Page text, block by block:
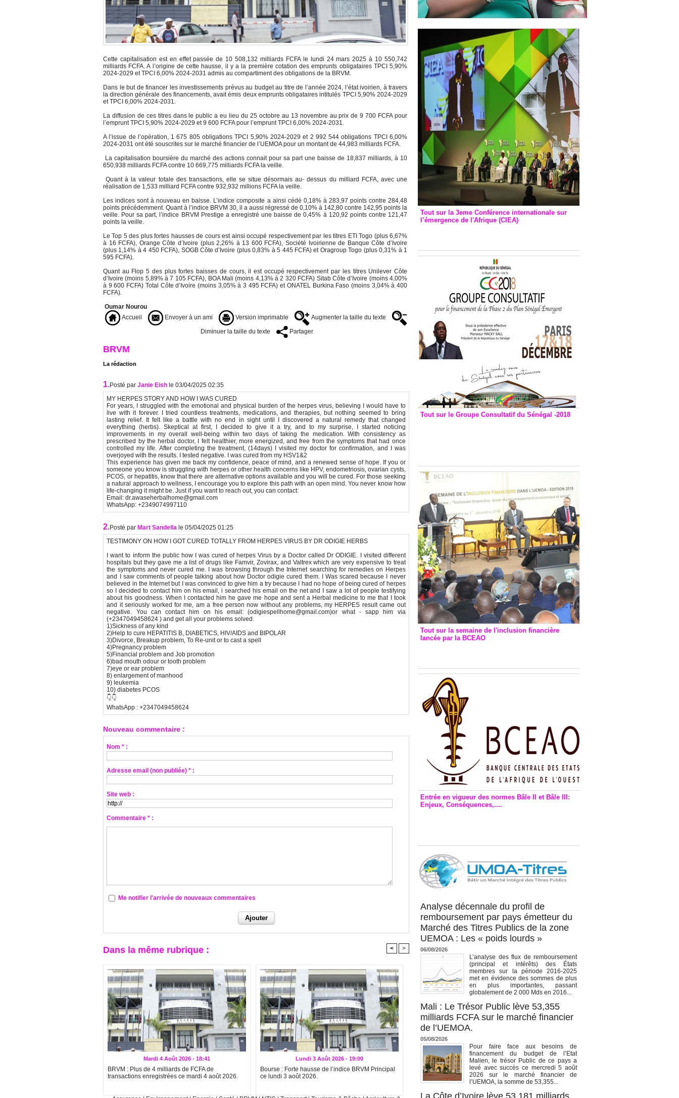
Cette capitalisation est en effet passée de 10 508,132 milliards FCFA le lundi 24 mars 2025 à 10 550,742
milliards FCFA. A l’origine de cette hausse, il y a la première cotation des emprunts obligataires TPCI 5,90%
2024-2029 et TPCI 6,00% 2024-2031 admis au compartiment des obligations de la BRVM.
Dans le but de financer les investissements prévus au budget au titre de l’année 2024, l’état ivoirien, à travers
la direction générale des financements, avait émis deux emprunts obligataires intitulés TPCI 5,90% 2024-2029
et TPCI 6,00% 2024-2031.
La diffusion de ces titres dans le public a eu lieu du 25 octobre au 13 novembre au prix de 9 700 FCFA pour
l’emprunt TPCI 5,90% 2024-2029 et 9 600 FCFA pour l’emprunt TPCI 6,00% 2024-2031.
A l’issue de l’opération, 1 675 805 obligations TPCI 5,90% 2024-2029 et 2 992 544 obligations TPCI 6,00%
2024-2031 ont été souscrites sur le marché financier de l’UEMOA pour un montant de 44,983 milliards FCFA.
La capitalisation boursière du marché des actions connait pour sa part une baisse de 18,837 milliards, à 10
650,938 milliards FCFA contre 10 669,775 milliards FCFA la veille.
Quant à la valeur totale des transactions, elle se situe désormais au- dessus du milliard FCFA, avec une
réalisation de 1,533 milliard FCFA contre 932,932 millions FCFA la veille.
Les indices sont à nouveau en baisse. L’indice composite a ainsi cédé 0,18% à 283,97 points contre 284,48
points précédemment. Quant à l’indice BRVM 30, il a aussi régressé de 0,10% à 142,80 contre 142,95 points la
veille. Pour sa part, l’indice BRVM Prestige a enregistré une baisse de 0,45% à 120,92 points contre 121,47
points la veille.
Le Top 5 des plus fortes hausses de cours est ainsi occupé respectivement par les titres ETI Togo (plus 6,67%
à 16 FCFA), Orange Côte d’Ivoire (plus 2,26% à 13 600 FCFA), Société Ivoirienne de Banque Côte d’Ivoire
(plus 1,14% à 4 450 FCFA), SOGB Côte d’Ivoire (plus 0,83% à 5 445 FCFA) et Oragroup Togo (plus 0,31% à 1
595 FCFA).
Quant au Flop 5 des plus fortes baisses de cours, il est occupé respectivement par les titres Unilever Côte
d’Ivoire (moins 5,89% à 7 105 FCFA), BOA Mali (moins 4,13% à 2 320 FCFA) Sitab Côte d’Ivoire (moins 4,00%
à 9 600 FCFA) Total Côte d’Ivoire (moins 3,05% à 3 495 FCFA) et ONATEL Burkina Faso (moins 3,04% à 400
FCFA).
Oumar Nourou
Accueil
Envoyer à un ami Version imprimable
Augmenter la taille du texte
Diminuer la taille du texte
Partager
BRVM
La rédaction
1.Posté par Janie Eish le 03/04/2025 02:35
MY HERPES STORY AND HOW I WAS CURED
For years, I struggled with the emotional and physical burden of the herpes virus, believing I would have to
live with it forever. I tried countless treatments, medications, and therapies, but nothing seemed to bring
lasting relief. It felt like a battle with no end in sight until I discovered a natural remedy that changed
everything (herbs). Skeptical at first, I decided to give it a try, and to my surprise, I started noticing
improvements in my overall well-being within two days of taking the medication. With consistency as
prescribed by the herbal doctor, I felt healthier, more energized, and free from the symptoms that had once
controlled my life. After completing the treatment, (14days) I visited my doctor for confirmation, and I was
overjoyed with the results. I tested negative. I was cured from my HSV1&2
This experience has given me back my confidence, peace of mind, and a renewed sense of hope. If you or
someone you know is struggling with herpes or other health concerns like HPV, endometriosis, ovarian cysts,
PCOS, or hepatitis, know that there are alternative options available and you will be cured. For those seeking
a natural approach to wellness, I encourage you to explore this path with an open mind. You never know how
life-changing it might be. Just if you want to reach out, you can contact:
Email: dr.awaseherbalhome@gmail.com
WhatsApp: +2349074997110
2.Posté par Mart Sandella le 05/04/2025 01:25
TESTIMONY ON HOW I GOT CURED TOTALLY FROM HERPES VIRUS BY DR ODIGIE HERBS
I want to inform the public how I was cured of herpes Virus by a Doctor called Dr ODIGIE. I visited different
hospitals but they gave me a list of drugs like Famvir, Zovirax, and Valtrex which are very expensive to treat
the symptoms and never cured me. I was browsing through the Internet searching for remedies on Herpes
and I saw comments of people talking about how Doctor odigie cured them. I Was scared because I never
believed in the Internet but I was convinced to give him a try because I had no hope of being cured of herpes
so I decided to contact him on his email, i searched his email on the net and I saw a lot of people testifying
about his goodness. When I contacted him he gave me hope and sent a Herbal medicine to me that I took
and it seriously worked for me, am a free person now without any problems, my HERPES result came out
negative. You can contact him on his email: (odigiespellhome@gmail.com)or what - sapp him via
(+2347049458624 ) and get all your problems solved.
1)Sickness of any kind
2)Help to cure HEPATITIS B, DIABETICS, HIV/AIDS and BIPOLAR
3)Divorce, Breakup problem, To Re-unit or to cast a spell
4)Pregnancy problem
5)Financial problem and Job promotion
6)bad mouth odour or tooth problem
7)eye or ear problem
8) enlargement of manhood
9) leukemia
10) diabetes PCOS
👇👇
WhatsApp : +2347049458624
Nouveau commentaire :
Nom * :
Adresse email (non publiée) * :
Site web :
Commentaire * :
Me notifier l'arrivée de nouveaux commentaires
Dans la même rubrique : < >
Mardi 4 Août 2026 - 18:41
BRVM : Plus de 4 milliards de FCFA de
transactions enregistrées ce mardi 4 août 2026.
Lundi 3 Août 2026 - 19:00
Bourse : Forte hausse de l’indice BRVM Principal
ce lundi 3 août 2026.
Tout sur la 3eme Conférence internationale sur
l’émergence de l'Afrique (CIEA)
Tout sur le Groupe Consultatif du Sénégal -2018
Tout sur la semaine de l'inclusion financière
lancée par la BCEAO
Entrée en vigueur des normes Bâle II et Bâle III:
Enjeux, Conséquences,....
Analyse décennale du profil de
remboursement par pays émetteur du
Marché des Titres Publics de la zone
UEMOA : Les « poids lourds »
06/08/2026
L’analyse des flux de remboursement
(principal et intérêts) des États
membres sur la période 2016-2025
met en évidence des sommes de plus
en plus importantes, passant
globalement de 2 000 Mds en 2016...
Mali : Le Trésor Public lève 53,355
milliards FCFA sur le marché financier
de l’UEMOA.
05/08/2026
Pour faire face aux besoins de
financement du budget de l’Etat
Malien, le trésor Public de ce pays a
levé avec succès ce mercredi 5 août
2026 sur le marché financier de
l’UEMOA, la somme de 53,355...